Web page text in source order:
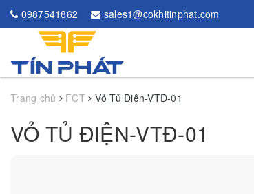
0987541862 sales1@cokhitinphat.com
Trang chủ FCT Vỏ Tủ Điện-VTĐ-01
VỎ TỦ ĐIỆN-VTĐ-01